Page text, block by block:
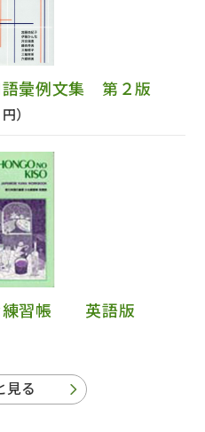
語彙例文集 第２版
）
練習帳 英語版
見る